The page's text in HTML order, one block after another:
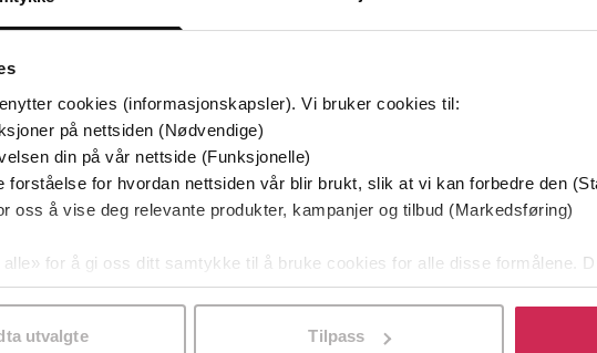
cookies (informasjonskapsler). Vi bruker cookies til:
på nettsiden (Nødvendige)
din på vår nettside (Funksjonelle)
forståelse for hvordan nettsiden vår blir brukt, slik at vi kan forbedre den
oss å vise deg relevante produkter, kampanjer og tilbud (Markedsføring)
for å gi oss ditt samtykke til å bruke cookies for alle disse formålene.
formål ved å klikke på «Tilpass». Du kan når som helst trekke
utvalgte Tilpass
Premium
Første gang på tilbud
Premium